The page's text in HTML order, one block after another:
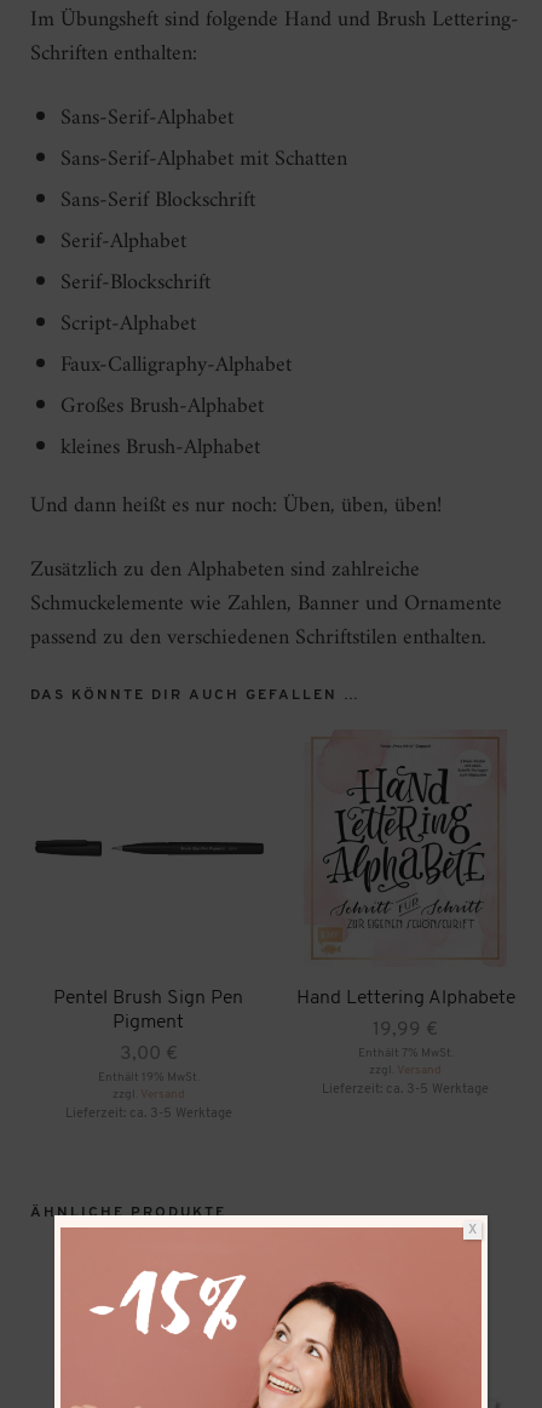
Im Übungsheft sind folgende Hand und Brush Lettering-
Schriften enthalten:
Sans-Serif-Alphabet
Sans-Serif-Alphabet mit Schatten
Sans-Serif Blockschrift
Serif-Alphabet
Serif-Blockschrift
Script-Alphabet
Faux-Calligraphy-Alphabet
Großes Brush-Alphabet
kleines Brush-Alphabet
Und dann heißt es nur noch: Üben, üben, üben!
Zusätzlich zu den Alphabeten sind zahlreiche
Schmuckelemente wie Zahlen, Banner und Ornamente
passend zu den verschiedenen Schriftstilen enthalten.
DAS KÖNNTE DIR AUCH GEFALLEN …
Pentel Brush Sign Pen
Pigment
3,00 €
Enthält 19% MwSt.
zzgl. Versand
Lieferzeit: ca. 3-5 Werktage
Hand Lettering Alphabete
19,99 €
Enthält 7% MwSt.
zzgl. Versand
Lieferzeit: ca. 3-5 Werktage
ÄHNLICHE PRODUKTE
X